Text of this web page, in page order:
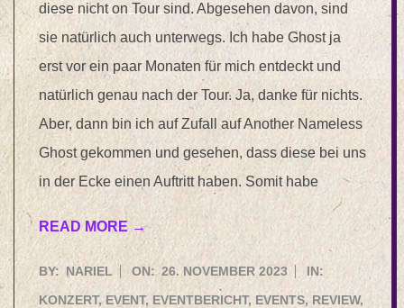
diese nicht on Tour sind. Abgesehen davon, sind
sie natürlich auch unterwegs. Ich habe Ghost ja
erst vor ein paar Monaten für mich entdeckt und
natürlich genau nach der Tour. Ja, danke für nichts.
Aber, dann bin ich auf Zufall auf Another Nameless
Ghost gekommen und gesehen, dass diese bei uns
in der Ecke einen Auftritt haben. Somit habe
READ MORE →
2023-
11-
BY: NARIEL ON: 26. NOVEMBER 2023 IN:
KONZERT, EVENT, EVENTBERICHT, EVENTS, REVIEW,